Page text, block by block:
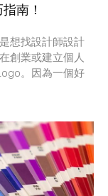
南！
想找設計師設計
創業或建立個人
。因為一個好